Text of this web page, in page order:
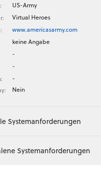
US-Army
Virtual Heroes
www.americasarmy.com
keine Angabe
-
-
-
Nein
Systemanforderungen
Systemanforderungen